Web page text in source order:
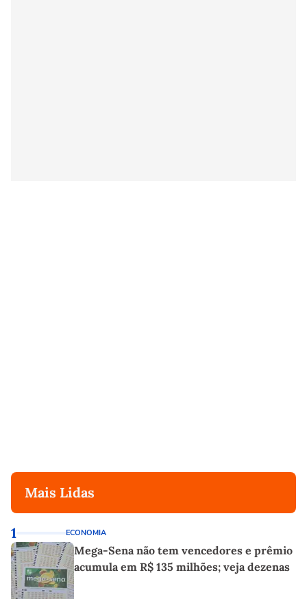
Mais Lidas
1 ECONOMIA
Mega-Sena não tem vencedores e prêmio
acumula em R$ 135 milhões; veja dezenas